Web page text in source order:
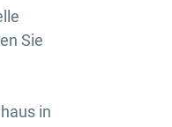
Sie
in